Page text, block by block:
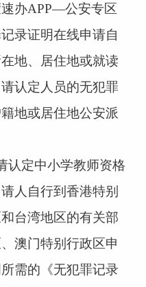
办APP—公安专区
录证明在线申请自
地、居住地或就读
认定人员的无犯罪
地或居住地公安派
认定中小学教师资格
人自行到香港特别
台湾地区的有关部
澳门特别行政区申
需的《无犯罪记录